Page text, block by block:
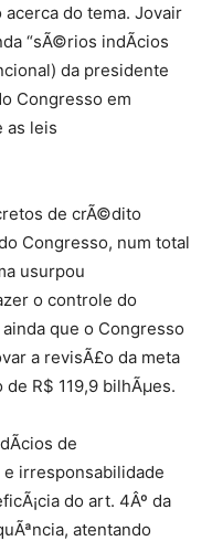
acerca do tema. Jovair
“sÃ©rios indÃ­cios
da presidente
Congresso em
as leis
de crÃ©dito
Congresso, num total
usurpou
o controle do
que o Congresso
a revisÃ£o da meta
R$ 119,9 bilhÃµes.
de
irresponsabilidade
do art. 4Âº da
atentando